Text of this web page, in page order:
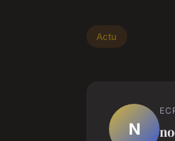
Actu
N